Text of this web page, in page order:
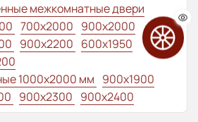
межкомнатные двери
700x2000 900x2000
900x2200 600x1950
1000х2000 мм 900x1900
900x2300 900x2400